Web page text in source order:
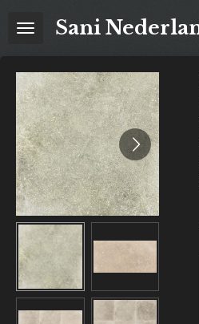
direct
hoofdinhoud